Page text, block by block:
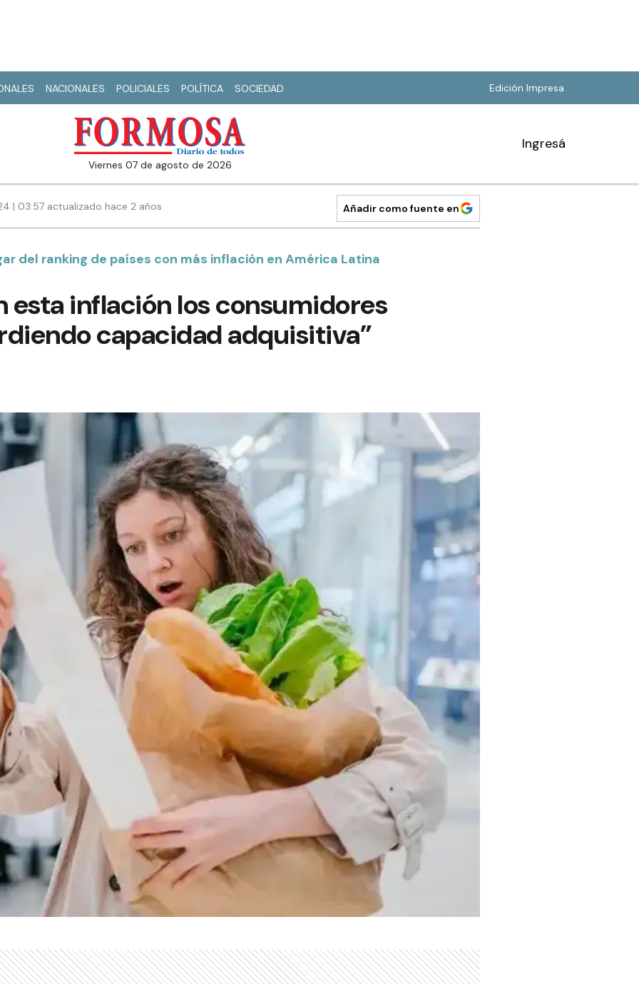
NACIONALES POLICIALES POLÍTICA SOCIEDAD Edición Impresa
viernes 07 de agosto de 2026
Ingresá
| 03:57 actualizado hace 2 años Añadir como fuente en
del ranking de países con más inflación en América Latina
esta inflación los consumidores
capacidad adquisitiva”